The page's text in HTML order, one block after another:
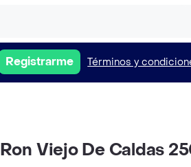
Registrarme Términos y
Ron Viejo De Caldas